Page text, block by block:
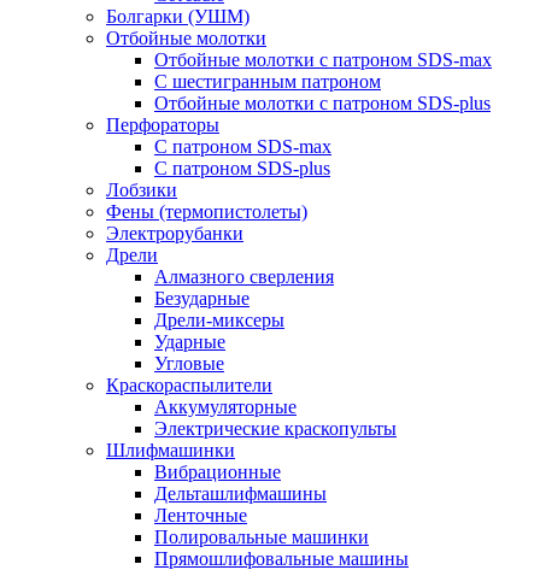
Болгарки (УШМ)
Отбойные молотки
Отбойные молотки с патроном SDS-max
С шестигранным патроном
Отбойные молотки с патроном SDS-plus
Перфораторы
С патроном SDS-max
С патроном SDS-plus
Лобзики
Фены (термопистолеты)
Электрорубанки
Дрели
Алмазного сверления
Безударные
Дрели-миксеры
Ударные
Угловые
Краскораспылители
Аккумуляторные
Электрические краскопульты
Шлифмашинки
Вибрационные
Дельташлифмашины
Ленточные
Полировальные машинки
Прямошлифовальные машины